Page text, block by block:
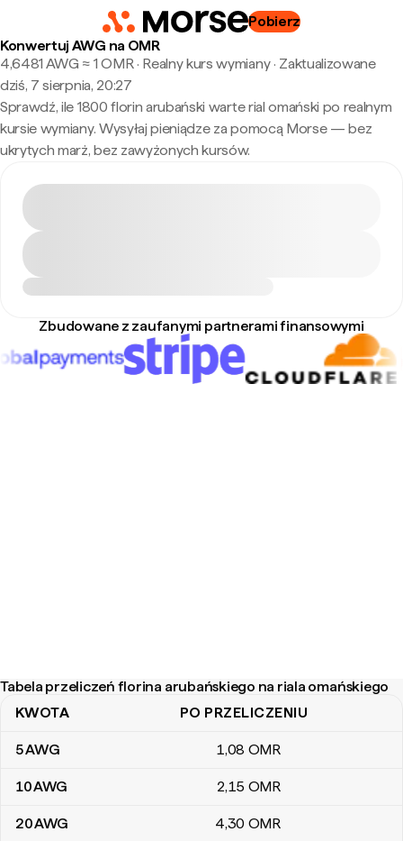
Pobierz
Konwertuj AWG na OMR
4,6481 AWG ≈ 1 OMR · Realny kurs wymiany· Zaktualizowane
dziś, 7 sierpnia, 20:27
Sprawdź, ile 1800 florin arubański warte rial omański po realnym
kursie wymiany. Wysyłaj pieniądze za pomocą Morse — bez
ukrytych marż, bez zawyżonych kursów.
Zbudowane z zaufanymi partnerami finansowymi
Tabela przeliczeń florina arubańskiego na riala omańskiego
Tabela przeliczeń florina arubańskiego na riala omańskiego
KWOTA PO PRZELICZENIU
5AWG 1,08 OMR
10AWG 2,15 OMR
20AWG 4,30 OMR